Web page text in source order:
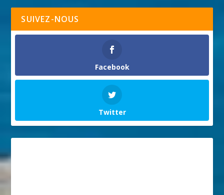
SUIVEZ-NOUS
Facebook
Twitter